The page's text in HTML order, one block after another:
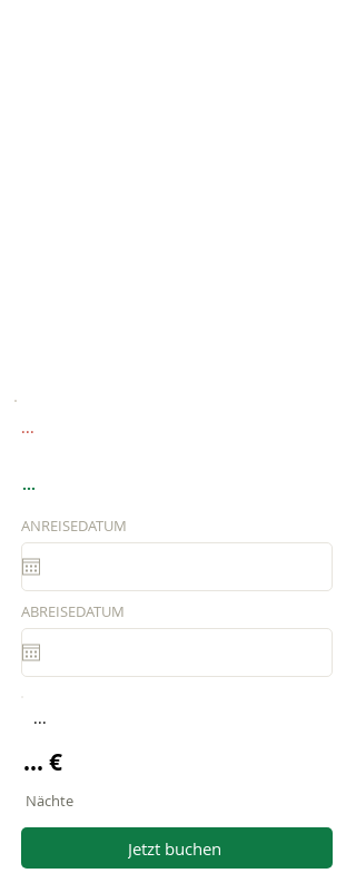
...
...
ANREISEDATUM
ABREISEDATUM
...
... €
Nächte
Jetzt buchen